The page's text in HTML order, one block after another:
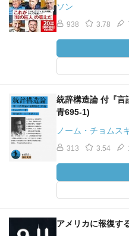
ソン
938 3.78
統辞構造論 付『言
青695-1)
ノーム・チョムス
313 3.54
アメリカに報復す